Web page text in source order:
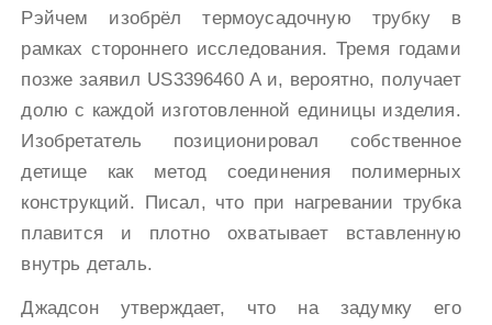
Рэйчем изобрёл термоусадочную трубку в
рамках стороннего исследования. Тремя годами
позже заявил US3396460 A и, вероятно, получает
долю с каждой изготовленной единицы изделия.
Изобретатель позиционировал собственное
детище как метод соединения полимерных
конструкций. Писал, что при нагревании трубка
плавится и плотно охватывает вставленную
внутрь деталь.
Джадсон утверждает, что на задумку его